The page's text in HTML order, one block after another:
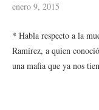
enero 9, 2015
* Habla respecto a la
Ramírez, a quien
una mafia que ya nos